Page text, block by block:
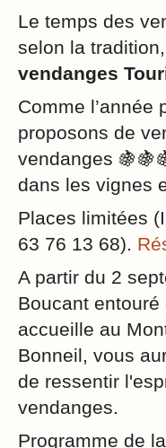
Le temps des
selon la
vendanges
Comme l’année
proposons de
vendanges
dans les vignes
Places limitées
63 76 13 68).
A partir du 2
Boucant
accueille au
Bonneil, vous
de ressentir
vendanges.
Programme de